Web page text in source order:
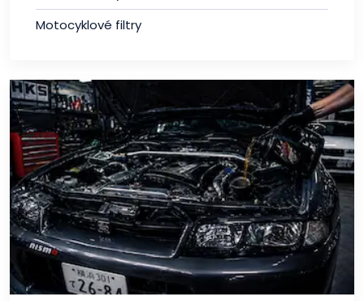
Motocyklové filtry